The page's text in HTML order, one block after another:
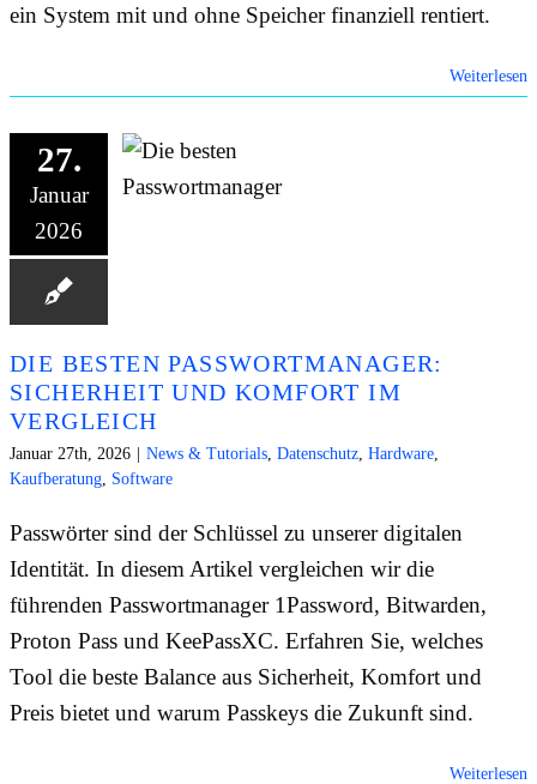
ein System mit und ohne Speicher finanziell rentiert.
Weiterlesen
27.
Januar
2026
DIE BESTEN PASSWORTMANAGER:
SICHERHEIT UND KOMFORT IM
VERGLEICH
Januar 27th, 2026 | News & Tutorials Datenschutz Hardware
Kaufberatung Software
Passwörter sind der Schlüssel zu unserer digitalen
Identität. In diesem Artikel vergleichen wir die
führenden Passwortmanager 1Password, Bitwarden,
Proton Pass und KeePassXC. Erfahren Sie, welches
Tool die beste Balance aus Sicherheit, Komfort und
Preis bietet und warum Passkeys die Zukunft sind.
Weiterlesen